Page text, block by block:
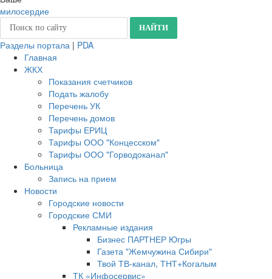
милосердие
Разделы портала | PDA
Главная
ЖКХ
Показания счетчиков
Подать жалобу
Перечень УК
Перечень домов
Тарифы ЕРИЦ
Тарифы ООО "Концесском"
Тарифы ООО "Горводоканал"
Больница
Запись на прием
Новости
Городские новости
Городские СМИ
Рекламные издания
Бизнес ПАРТНЕР Югры
Газета "Жемчужина Сибири"
Твой ТВ-канал, ТНТ+Когалым
ТК «Инфосервис»